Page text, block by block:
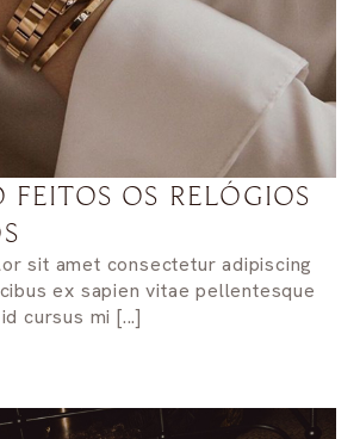
FEITOS OS RELÓGIOS
sit amet consectetur adipiscing
ex sapien vitae pellentesque
cursus mi [...]